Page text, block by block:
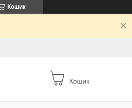
Кошик
Кошик